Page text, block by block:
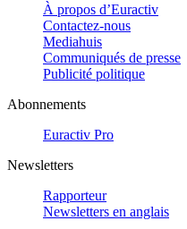
À propos d’Euractiv
Contactez-nous
Mediahuis
Communiqués de presse
Publicité politique
Abonnements
Euractiv Pro
Newsletters
Rapporteur
Newsletters en anglais